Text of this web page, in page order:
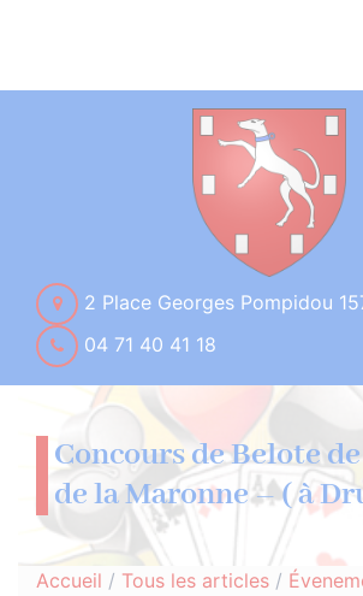
2 Place Georges Pompidou
04 71 40 41 18
Concours de Belote
de la Maronne – ( à
Accueil / Tous les articles /